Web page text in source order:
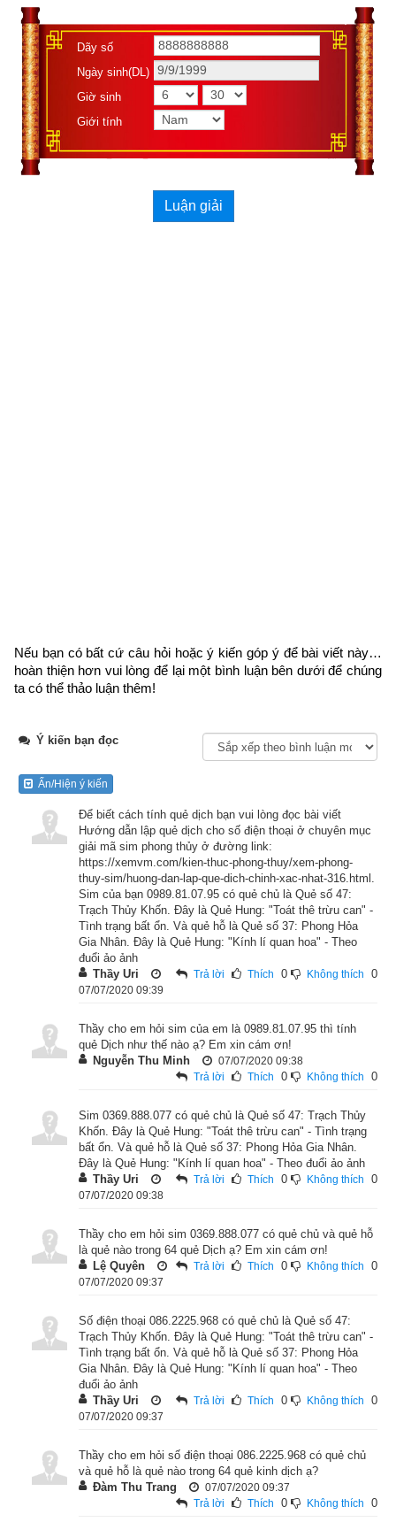
Như vậy Kinh Dịch chính là biểu thị của Đạo, là đạo lý hữu
hạn có thể cấp cho con người mà Thần Phật qua đó giảng về
sự huyền diệu của sinh mệnh, sự vô tận vĩnh hằng của vũ trụ,
và quan trọng nhất là làm thế nào để sống đạt tiêu chuẩn có
thể đắc Đạo. Vì Kinh Dịch to lớn như vậy, nên người trong tiểu
Đạo thì tìm thấy trong Kinh Dịch phương pháp bói mệnh, xem
phong thủy, trừ tà. Người trung Đạo thì thấy trong đó có binh
pháp, đạo trị quốc… Ai cũng cho rằng điều mình hiểu là đúng,
vì thế từ cổ chí kim sách Kinh Dịch luận giải
Trạch Thủy Khốn là một trong 8 quẻ thuộc nhóm cung Đoài
(Thuần Đoài , Trạch Thủy Khốn, Trạch Địa Tụy, Trạch Sơn
Thư là 7, đại biểu phương chính Tây, ngũ hành Kim, thời gian
ứng với giao thời của Đông và Xuân. Có số 4 và 9 là 2 số
“sinh thành” của Hành Kim bản mệnh của Quẻ Đoài. Can
sâu hơn ở bài viết “Ý nghĩa tượng vạn vật của nhóm quẻ Đoài
trong chiêm bói dịch”.
2. Quẻ Trạch Thủy Khốn tốt hay xấu?
Giải nghĩa quẻ Trạch Thủy Khốn
Tiếp sau quẻ Thăng, là quẻ Khốn. Tại sao lại gọi là Khốn?
Khốn có Hạ quái (Nội quái) là: ☵ (坎 kan3) Khảm hay Nước
水). Thượng quái (Ngoại quái) là: ☱ ( 兌 dui4) Đoài hay Đầm
) nên là quẻ “tương sinh”. Nước ở trên đầm là đầm có
như thế là gian nan vì thiếu nước. Toàn bộ quẻ đều chỉ các
mức độ khác nhau của sự khốn quẫn,tình trạng khốn quẫn
của người quân tử bị những kẻ tiểu nhân che lấp, áp chế,
hành hạ. Trong tình thế đó thì sự nhẫn nhục để giữ lòng ngay
thẳng và cái chí thâm sâu của mình là quan trọng, không thể
kết hợp với đức nhu thuận của quẻ Khảm nội mới là
thượngsách. Để xem chi tiết luận giải Tượng quẻ, thoán từ,
thoán truyện quẻ Trạch Thủy Khốn mời độc giả xem bài viết
Dãy số
Ngày sinh(DL)
Giờ sinh
Giới tính
Luận giải
Nếu bạn có bất cứ câu hỏi hoặc ý kiến góp ý để bài viết này…
hoàn thiện hơn vui lòng để lại một bình luận bên dưới để chúng
ta có thể thảo luận thêm!
Ý kiến bạn đọc
Ẩn/Hiện ý kiến
Để biết cách tính quẻ dịch bạn vui lòng đọc bài viết
Hướng dẫn lập quẻ dịch cho số điện thoại ở chuyên mục
giải mã sim phong thủy ở đường link:
https://xemvm.com/kien-thuc-phong-thuy/xem-phong-
thuy-sim/huong-dan-lap-que-dich-chinh-xac-nhat-316.html.
Sim của bạn 0989.81.07.95 có quẻ chủ là Quẻ số 47:
Trạch Thủy Khốn. Đây là Quẻ Hung: "Toát thê trừu can" -
Tình trạng bất ổn. Và quẻ hỗ là Quẻ số 37: Phong Hỏa
Gia Nhân. Đây là Quẻ Hung: "Kính lí quan hoa" - Theo
đuổi ảo ảnh
Thầy Uri
Trả lời Thích 0 Không thích 0
07/07/2020 09:39
Thầy cho em hỏi sim của em là 0989.81.07.95 thì tính
quẻ Dịch như thế nào ạ? Em xin cám ơn!
Nguyễn Thu Minh
Trả lời Thích 0 Không thích 0
07/07/2020 09:38
Sim 0369.888.077 có quẻ chủ là Quẻ số 47: Trạch Thủy
Khốn. Đây là Quẻ Hung: "Toát thê trừu can" - Tình trạng
bất ổn. Và quẻ hỗ là Quẻ số 37: Phong Hỏa Gia Nhân.
Đây là Quẻ Hung: "Kính lí quan hoa" - Theo đuổi ảo ảnh
Thầy Uri
Trả lời Thích 0 Không thích 0
07/07/2020 09:38
Thầy cho em hỏi sim 0369.888.077 có quẻ chủ và quẻ hỗ
là quẻ nào trong 64 quẻ Dịch ạ? Em xin cám ơn!
Lệ Quyên
Trả lời Thích 0 Không thích 0
07/07/2020 09:37
Số điện thoại 086.2225.968 có quẻ chủ là Quẻ số 47:
Trạch Thủy Khốn. Đây là Quẻ Hung: "Toát thê trừu can" -
Tình trạng bất ổn. Và quẻ hỗ là Quẻ số 37: Phong Hỏa
Gia Nhân. Đây là Quẻ Hung: "Kính lí quan hoa" - Theo
đuổi ảo ảnh
Thầy Uri
Trả lời Thích 0 Không thích 0
07/07/2020 09:37
Thầy cho em hỏi số điện thoại 086.2225.968 có quẻ chủ
và quẻ hỗ là quẻ nào trong 64 quẻ kinh dịch ạ?
Đàm Thu Trang
Trả lời Thích 0 Không thích 0
07/07/2020 09:37